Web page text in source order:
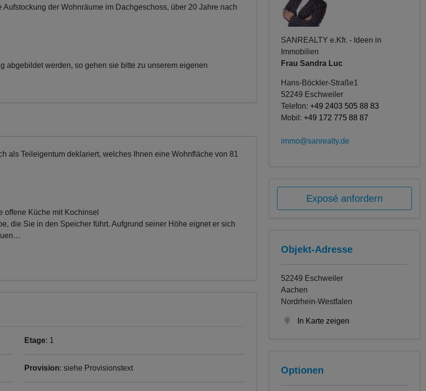
der Wohnräume im Dachgeschoss, über 20 Jahre nach
abgebildet werden, so gehen sie bitte zu unserem eigenen
als Teileigentum deklariert, welches Ihnen eine Wohnfläche von 81
Küche mit Kochinsel
die Sie in den Speicher führt. Aufgrund seiner Höhe eignet er sich
…
Etage: 1
Provision: siehe Provisionstext
SANREALTY e.Kfr. - Ideen in
Immobilien
Frau Sandra Luc
Hans-Böckler-Straße1
52249 Eschweiler
Telefon: +49 2403 505 88 83
Mobil: +49 172 775 88 87
immo@sanrealty.de
Exposé anfordern
Objekt-Adresse
52249 Eschweiler
Aachen
Nordrhein-Westfalen
In Karte zeigen
Optionen